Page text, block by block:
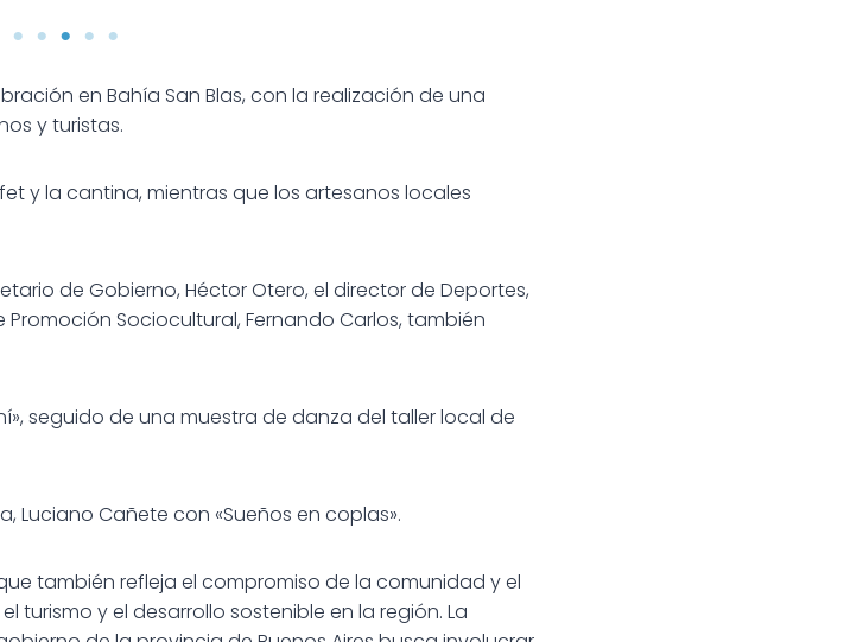
en Bahía San Blas, con la realización de una
y turistas.
y la cantina, mientras que los artesanos locales
de Gobierno, Héctor Otero, el director de Deportes,
Sociocultural, Fernando Carlos, también
seguido de una muestra de danza del taller local de
Luciano Cañete con «Sueños en coplas».
también refleja el compromiso de la comunidad y el
turismo y el desarrollo sostenible en la región. La